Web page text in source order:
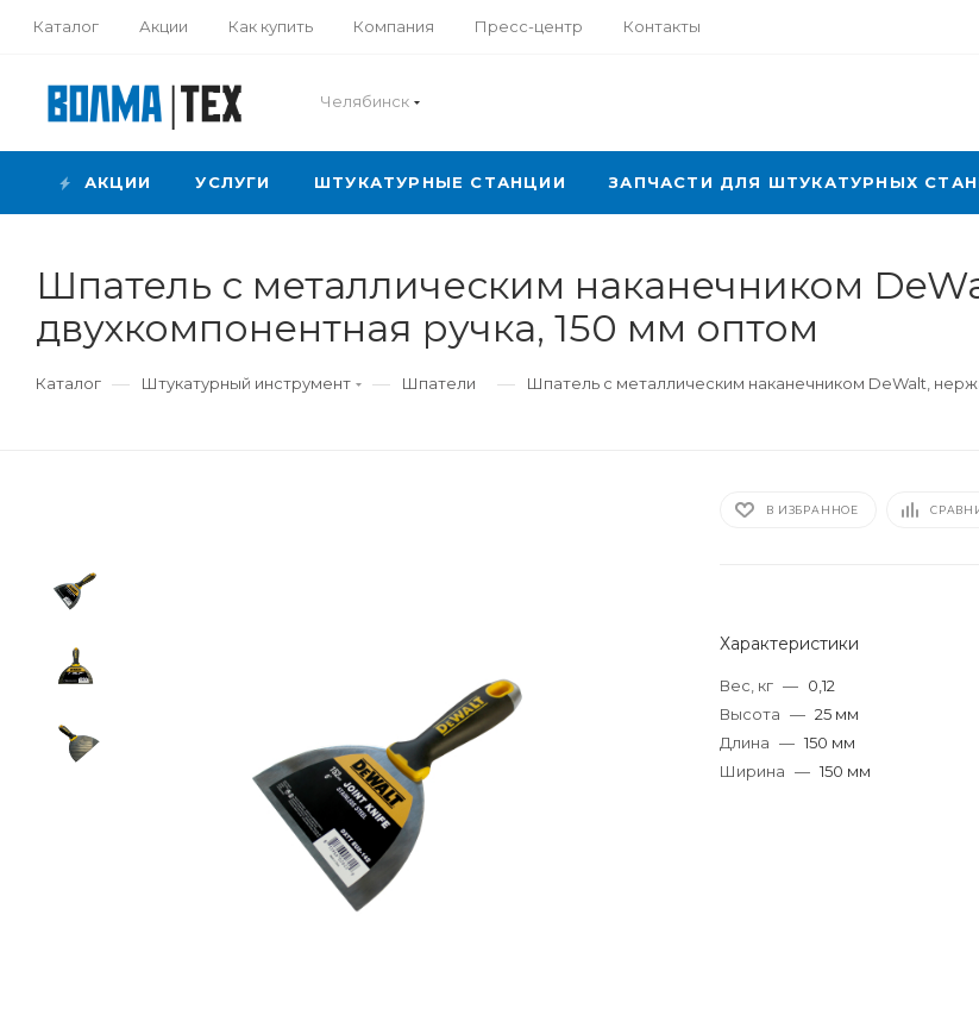
Каталог Акции Как купить Компания Пресс-центр Контакты
Челябинск
АКЦИИ УСЛУГИ ШТУКАТУРНЫЕ СТАНЦИИ ЗАПЧАСТИ ДЛЯ ШТУКАТУРНЫХ
Шпатель с металлическим наканечником
двухкомпонентная ручка, 150 мм оптом
Каталог — Штукатурный инструмент — Шпатели — Шпатель с металлическим наканечником DeWalt,
В ИЗБРАННОЕ
Характеристики
Вес, кг — 0,12
Высота — 25 мм
Длина — 150 мм
Ширина — 150 мм